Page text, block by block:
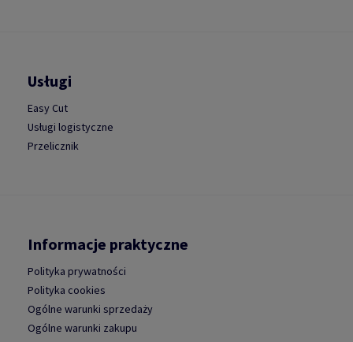
Usługi
Easy Cut
Usługi logistyczne
Przelicznik
Informacje praktyczne
Polityka prywatności
Polityka cookies
Ogólne warunki sprzedaży
Ogólne warunki zakupu